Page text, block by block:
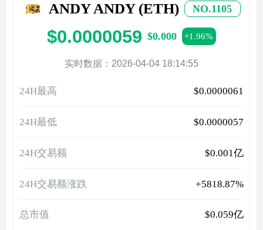
ANDY ANDY (ETH) NO.1105
$0.0000059 $0.000 +1.96%
实时数据：2026-04-04 18:14:55
24H最高 $0.0000061
24H最低 $0.0000057
24H交易额 $0.001亿
24H交易额涨跌 +5818.87%
总市值 $0.059亿